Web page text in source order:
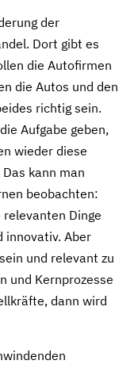
der
Dort gibt es
die Autofirmen
die Autos und den
richtig sein.
Aufgabe geben,
wieder diese
kann man
beobachten:
Dinge
innovativ. Aber
und relevant zu
und Kernprozesse
dann wird